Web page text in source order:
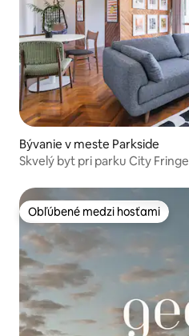
Bývanie v meste Parkside
Skvelý byt pri parku City Fringe
Obľúbené medzi hosťami
Obľúbené medzi hosťami